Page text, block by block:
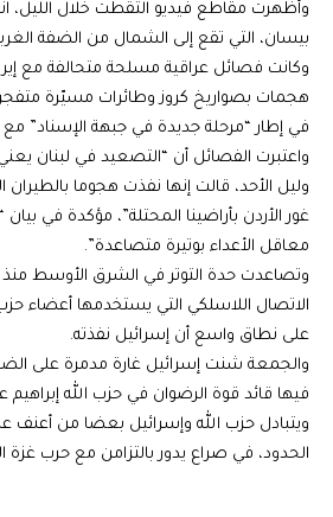
وأظهرت مقاطع فيديو التقطت خلال الليل،
بيسان، التي تقع إلى الشمال من الضفة
وكانت فصائل عراقية مسلحة متحالفة مع
هجمات بصواريخ كروز وطائرات مسيّرة
في إطار “مرحلة جديدة في جبهة الإسناد” مع
واعتبرت الفصائل أن “التصعيد في لبنان
وليل الأحد، قالت إنها نفذت هجوما
غور الأردن بأراضينا المحتلة”، مؤكدة في
معاقل الأعداء بوتيرة متصاعدة”.
وتصاعدت حدة التوتر في الشرق الأوسط منذ
الاتصال اللاسلكي التي يستخدمها أعضاء
على نطاق واسع أن إسرائيل نفذته.
والجمعة شنت إسرائيل غارة مدمرة على
فيها قائد قوة الرضوان في حزب الله إبراهيم
ويتبادل حزب الله وإسرائيل بعضا من أعنف
الحدود، في صراع يدور بالتزامن مع حرب غزة